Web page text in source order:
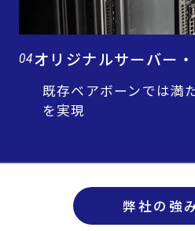
04オリジナルサーバー
既存ベアボーンでは満
を実現
弊社の強